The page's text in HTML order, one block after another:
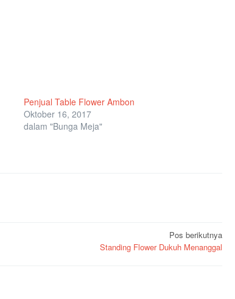
Penjual Table Flower Ambon
Oktober 16, 2017
dalam "Bunga Meja"
Pos berikutnya
Standing Flower Dukuh Menanggal